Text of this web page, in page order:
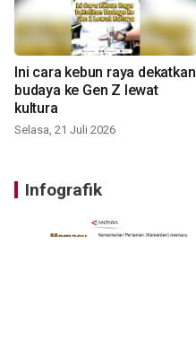
Ini cara kebun raya dekatkan
budaya ke Gen Z lewat
kultura
Selasa, 21 Juli 2026
Infografik